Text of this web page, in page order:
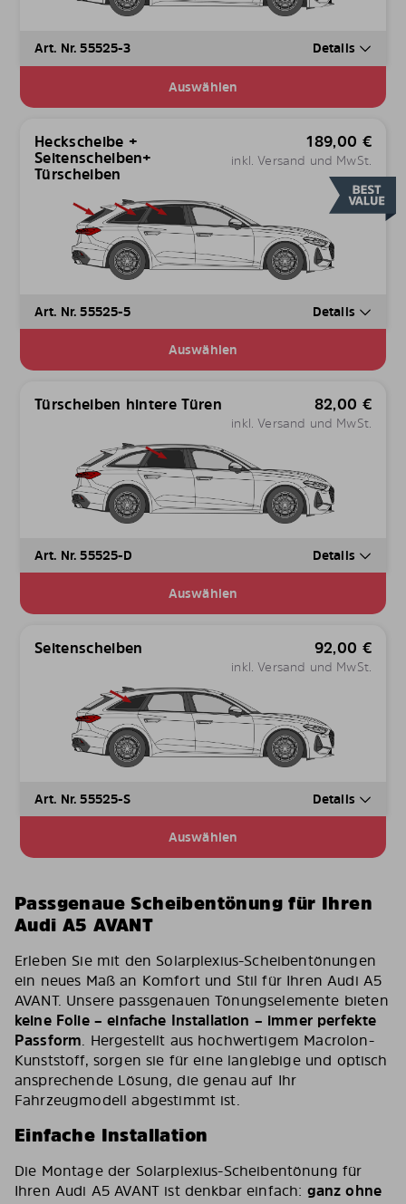
Art. Nr. 55525-3 Details
Auswählen
Heckscheibe +
Seitenscheiben+
Türscheiben
189,00 €
inkl. Versand und MwSt.
Art. Nr. 55525-5 Details
Auswählen
Türscheiben hintere Türen 82,00 €
inkl. Versand und MwSt.
Art. Nr. 55525-D Details
Auswählen
Seitenscheiben 92,00 €
inkl. Versand und MwSt.
Art. Nr. 55525-S Details
Auswählen
Passgenaue Scheibentönung für Ihren
Audi A5 AVANT
Erleben Sie mit den Solarplexius-Scheibentönungen
ein neues Maß an Komfort und Stil für Ihren Audi A5
AVANT. Unsere passgenauen Tönungselemente bieten
keine Folie – einfache Installation – immer perfekte
Passform. Hergestellt aus hochwertigem Macrolon-
Kunststoff, sorgen sie für eine langlebige und optisch
ansprechende Lösung, die genau auf Ihr
Fahrzeugmodell abgestimmt ist.
Einfache Installation
Die Montage der Solarplexius-Scheibentönung für
Ihren Audi A5 AVANT ist denkbar einfach: ganz ohne